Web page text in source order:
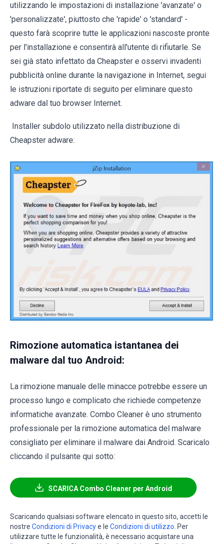
utilizzando le impostazioni di installazione 'avanzate' o
'personalizzate', piuttosto che 'rapide' o 'standard' -
questo farà scoprire tutte le applicazioni nascoste pronte
per l'installazione e consentirà all'utente di rifiutarle. Se
sei già stato infettato da Cheapster e osservi invadenti
pubblicità online durante la navigazione in Internet, segui
le istruzioni riportate di seguito per eliminare questo
adware dal tuo browser Internet.
Installer subdolo utilizzato nella distribuzione di
Cheapster adware:
Rimozione automatica istantanea dei
malware dal tuo Android:
La rimozione manuale delle minacce potrebbe essere un
processo lungo e complicato che richiede competenze
informatiche avanzate. Combo Cleaner è uno strumento
professionale per la rimozione automatica del malware
consigliato per eliminare il malware dai Android. Scaricalo
cliccando il pulsante qui sotto:
SCARICA Combo Cleaner per Android
Scaricando qualsiasi software elencato in questo sito, accetti le
nostre Condizioni di Privacye le Condizioni di utilizzo . Per
utilizzare tutte le funzionalità, è necessario acquistare una